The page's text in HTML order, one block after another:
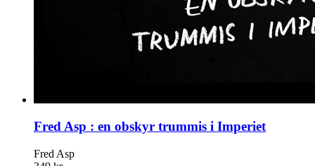
Fred Asp : en obskyr trummis i Imperiet
Fred Asp